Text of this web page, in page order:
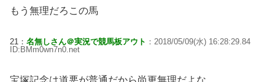
もう無理だろこの馬
21： 名無しさん＠実況で競馬板アウト ：2018/05/09(水) 16:28:29.84
ID:BMm0wn7n0.net